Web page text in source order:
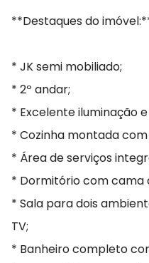
**Destaques do
* JK semi mobiliado;
* 2º andar;
* Excelente iluminação
* Cozinha montada
* Área de serviços
* Dormitório com cama
* Sala para dois
TV;
* Banheiro completo